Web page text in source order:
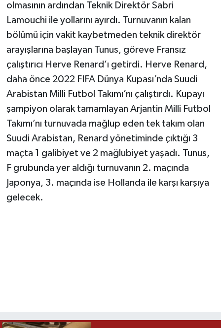
olmasının ardından Teknik Direktör Sabri
Lamouchi ile yollarını ayırdı. Turnuvanın kalan
bölümü için vakit kaybetmeden teknik direktör
arayışlarına başlayan Tunus, göreve Fransız
çalıştırıcı Herve Renard’ı getirdi. Herve Renard,
daha önce 2022 FIFA Dünya Kupası’nda Suudi
Arabistan Milli Futbol Takımı’nı çalıştırdı. Kupayı
şampiyon olarak tamamlayan Arjantin Milli Futbol
Takımı’nı turnuvada mağlup eden tek takım olan
Suudi Arabistan, Renard yönetiminde çıktığı 3
maçta 1 galibiyet ve 2 mağlubiyet yaşadı. Tunus,
F grubunda yer aldığı turnuvanın 2. maçında
Japonya, 3. maçında ise Hollanda ile karşı karşıya
gelecek.